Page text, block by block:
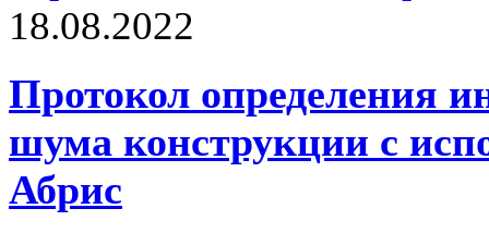
18.08.2022
Протокол определения
шума конструкции с
Абрис